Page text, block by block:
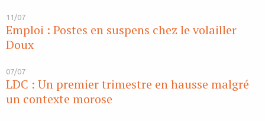
11/07
Emploi : Postes en suspens chez le volailler
Doux
07/07
LDC : Un premier trimestre en hausse malgré
un contexte morose